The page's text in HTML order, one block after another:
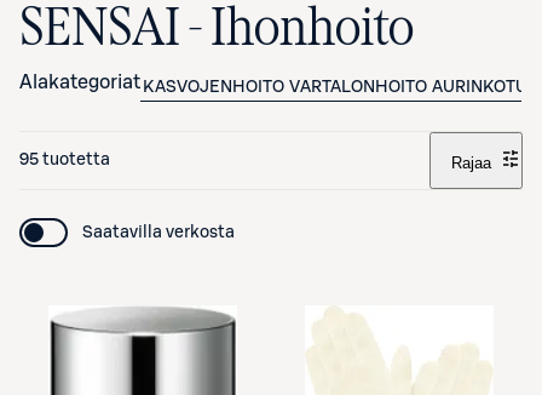
SENSAI - Ihonhoito
Alakategoriat KASVOJENHOITO VARTALONHOITO
95 tuotetta Rajaa
Saatavilla verkosta